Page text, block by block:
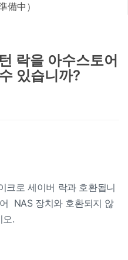
備中）
락을 아수스토어
있습니까?
크로 세이버 락과 호환됩니
NAS 장치와 호환되지 않
오.